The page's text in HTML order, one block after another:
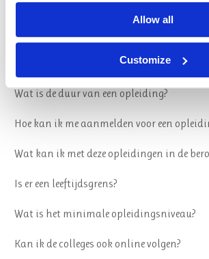
Allow all
Customize
Privacy & Cookies
Veelgestelde vragen
Wat is de duur van een opleiding?
Hoe kan ik me aanmelden voor een
Wat kan ik met deze opleidingen in de
Is er een leeftijdsgrens?
Wat is het minimale opleidingsniveau?
Kan ik de colleges ook online volgen?